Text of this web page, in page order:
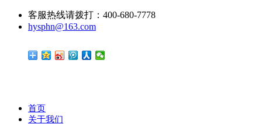
客服热线请拨打：400-680-7778
hysphn@163.com
首页
关于我们